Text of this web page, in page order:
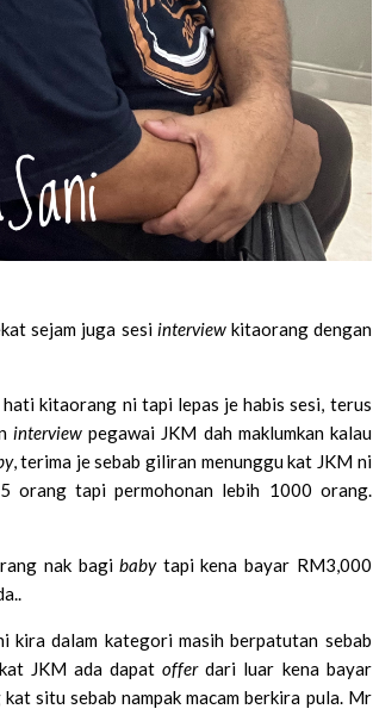
sejam juga sesi interview kitaorang dengan
kitaorang ni tapi lepas je habis sesi, terus
interview pegawai JKM dah maklumkan kalau
, terima je sebab giliran menunggu kat JKM ni
orang tapi permohonan lebih 1000 orang.
nak bagibabytapi kena bayar RM3,000
kira dalam kategori masih berpatutan sebab
JKM ada dapat offerdari luar kena bayar
situ sebab nampak macam berkira pula. Mr